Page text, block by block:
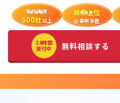
制作実績
500社以上
検索上位
の事例多数
24時間
受付中
無料相談する